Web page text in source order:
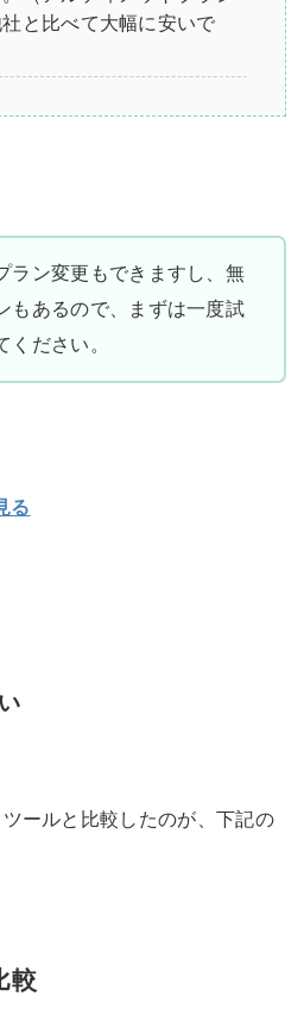
と比べて大幅に安いで
ラン変更もできますし、無
もあるので、まずは一度試
ください。
る
ールと比較したのが、下記の
較